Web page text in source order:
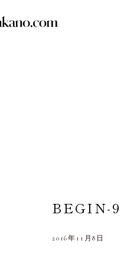
BEGIN-9
2016年11月8日